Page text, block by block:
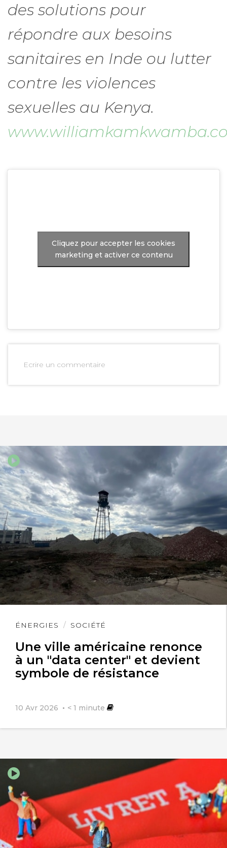
des solutions pour
répondre aux besoins
sanitaires en Inde ou lutter
contre les violences
sexuelles au Kenya.
Cliquez pour accepter les cookies
marketing et activer ce contenu
Ecrire un commentaire
ÉNERGIES SOCIÉTÉ
Une ville américaine renonce
à un "data center" et devient
symbole de résistance
10 Avr 2026 < 1 minute
Lire